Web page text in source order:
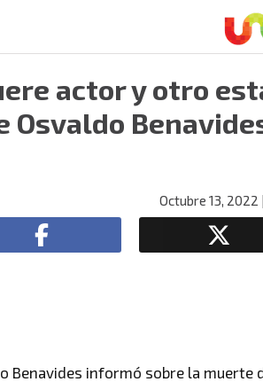
actor y otro
Osvaldo
Octubre 13, 2022
Benavides informó sobre la muerte